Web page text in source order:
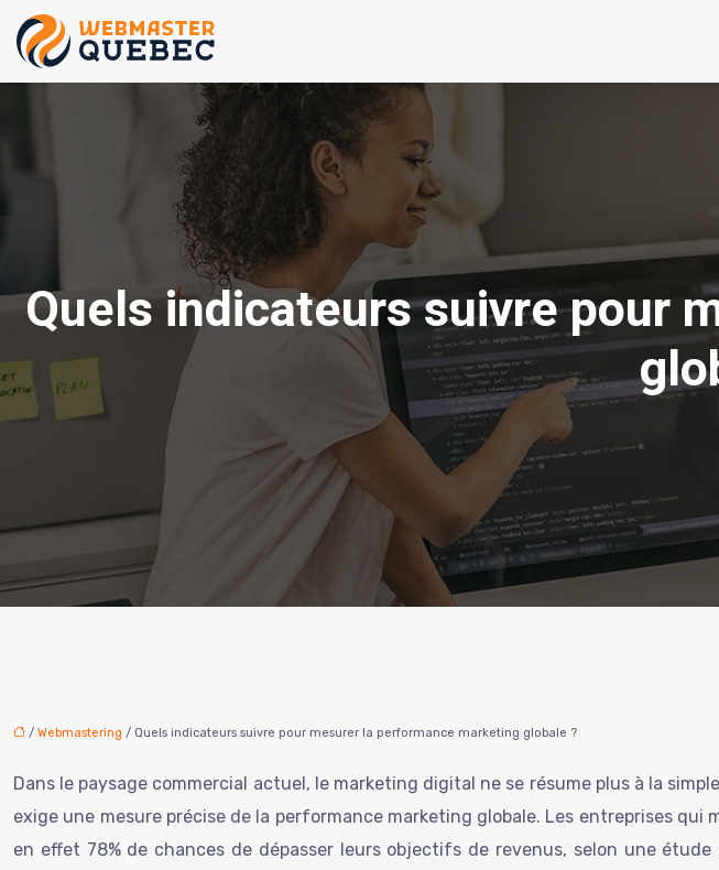
Quels indicateurs suivre pour
/ Webmastering / Quels indicateurs suivre pour mesurer la performance marketing globale ?
Dans le paysage commercial actuel, le marketing digital ne se résume plus à la
exige une mesure précise de la performance marketing globale. Les entreprises
en effet 78% de chances de dépasser leurs objectifs de revenus, selon une